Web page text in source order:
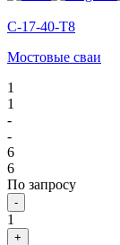
С-17-40-Т8
Мостовые сваи
1
1
-
-
6
6
По запросу
-
1
+